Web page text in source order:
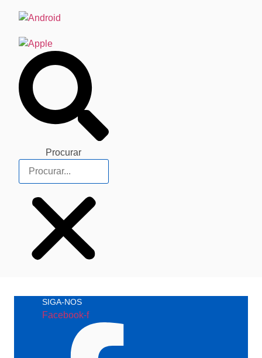
Procurar
SIGA-NOS
Facebook-f